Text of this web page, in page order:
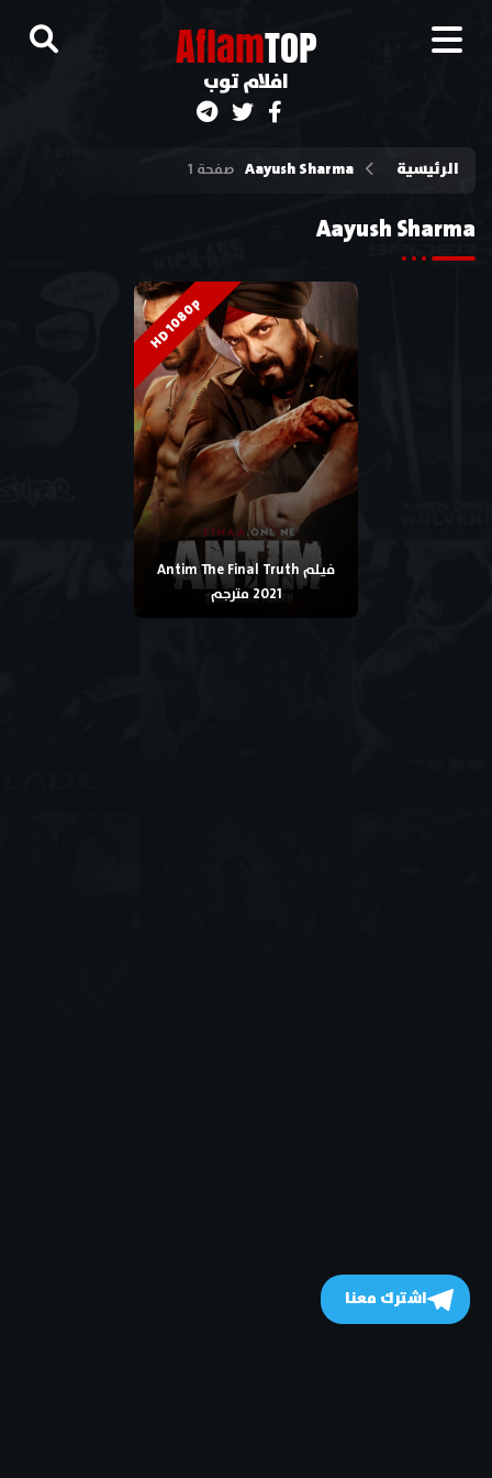
AflamTOP
افلام توب
الرئيسية Aayush Sharma صفحة 1
Aayush Sharma
HD 1080p
فيلم Antim The Final Truth
2021 مترجم
اشترك معنا